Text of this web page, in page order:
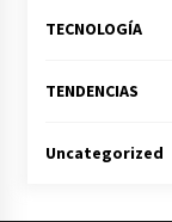
TECNOLOGÍA
TENDENCIAS
Uncategorized